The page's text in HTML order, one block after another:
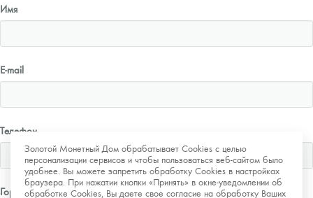
Золотой Монетный Дом обрабатывает Cookies с целью
персонализации сервисов и чтобы пользоваться веб-сайтом было
удобнее. Вы можете запретить обработку Cookies в настройках
браузера. При нажатии кнопки «Принять» в окне-уведомлении об
обработке Cookies, Вы даете свое согласие на обработку Ваших
Имя
E-mail
Телефон
Город